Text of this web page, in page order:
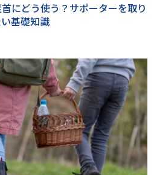
にどう使う？サポーターを取り
基礎知識